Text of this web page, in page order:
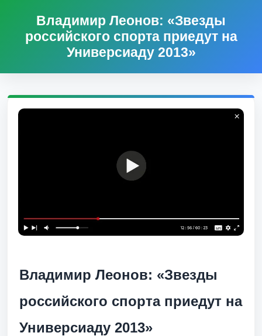
Владимир Леонов: «Звезды
российского спорта приедут на
Универсиаду 2013»
Владимир Леонов: «Звезды
российского спорта приедут на
Универсиаду 2013»